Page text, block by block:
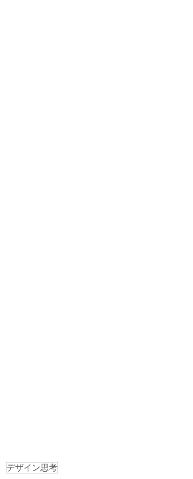
デザイン思考